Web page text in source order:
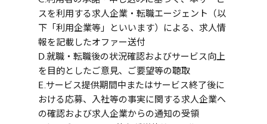
スを利用する求人企業・転職エージェント（以
下「利用企業等」といいます）による、求人情
報を記載したオファー送付
D.就職・転職後の状況確認およびサービス向上
を目的としたご意見、ご要望等の聴取
E.サービス提供期間中またはサービス終了後に
おける応募、入社等の事実に関する求人企業へ
の確認および求人企業からの通知の受領